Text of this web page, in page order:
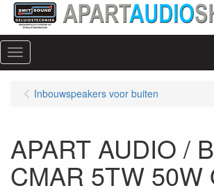
Menu
Inbouwspeakers voor buiten
APART AUDIO /
CMAR 5TW 50W